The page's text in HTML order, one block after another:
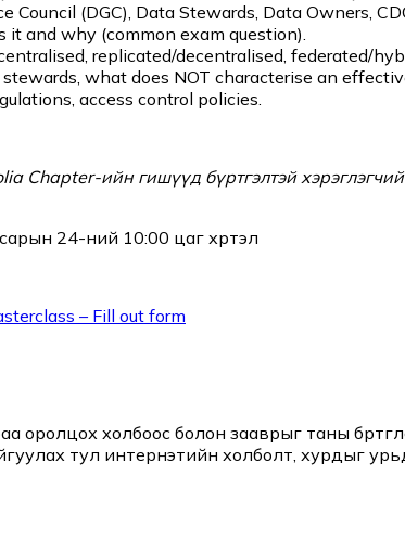
Council (DGC), Data Stewards, Data Owners,
it and why (common exam question).
replicated/decentralised, federated/
what does NOT characterise an
access control policies.
Chapter-ийн гишүүд бүртгэлтэй
24-ний 10:00 цаг хүртэл
– Fill out form
холбоос болон зааврыг таны
тул интернэтийн холболт, хурдыг